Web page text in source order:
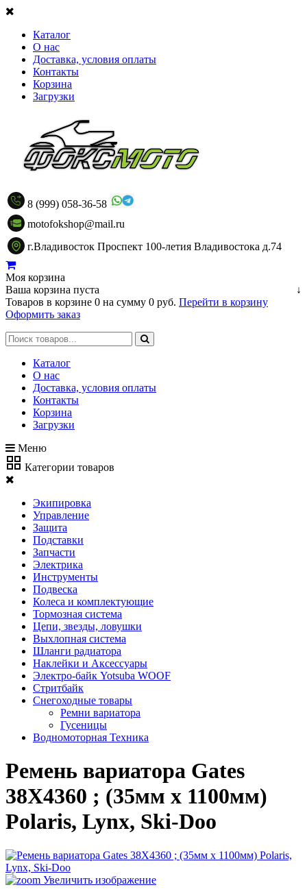
Каталог
О нас
Доставка, условия оплаты
Контакты
Корзина
Загрузки
8 (999) 058-36-58
motofokshop@mail.ru
г.Владивосток Проспект 100-летия Владивостока д.74
Моя корзина
↓
Ваша корзина пуста
Товаров в корзине 0 на сумму 0 руб. Перейти в корзину
Оформить заказ
Каталог
О нас
Доставка, условия оплаты
Контакты
Корзина
Загрузки
Меню
Категории товаров
Экипировка
Управление
Защита
Подставки
Запчасти
Электрика
Инструменты
Подвеска
Колеса и комплектующие
Тормозная система
Цепи, звезды, ловушки
Выхлопная система
Шланги радиатора
Наклейки и Аксессуары
Электро-байк Yotsuba WOOF
Стритбайк
Снегоходные товары
Ремни вариатора
Гусеницы
Водномоторная Техника
Ремень вариатора Gates
38X4360 ; (35мм х 1100мм)
Polaris, Lynx, Ski-Doo
Увеличить изображение